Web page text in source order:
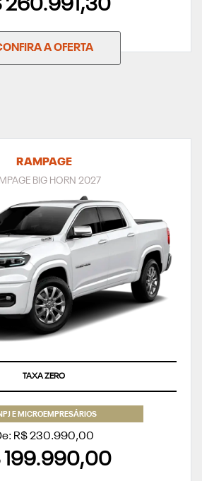
260.991,30
A OFERTA
RAMPAGE
BIG HORN 2027
TAXA ZERO
E MICROEMPRESÁRIOS
R$ 230.990,00
199.990,00